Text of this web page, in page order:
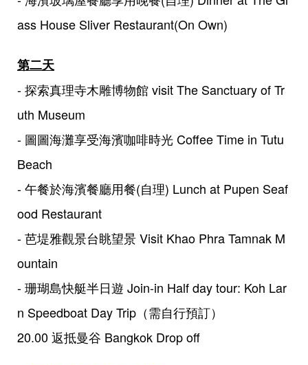
ass House Sliver Restaurant(On Own)
第二天
- 探索真理寺木雕博物館 visit The Sanctuary of Tr
uth Museum
- 圖圖海灘享受海濱咖啡時光 Coffee Time in Tutu
Beach
- 午餐於海濱餐廳用餐(自理) Lunch at Pupen Seaf
ood Restaurant
- 芭堤雅觀景台眺望景 Visit Khao Phra Tamnak M
ountain
- 珊瑚島快艇半日遊 Join-in Half day tour: Koh Lar
n Speedboat Day Trip（需自行預訂）
20.00 返抵曼谷 Bangkok Drop off